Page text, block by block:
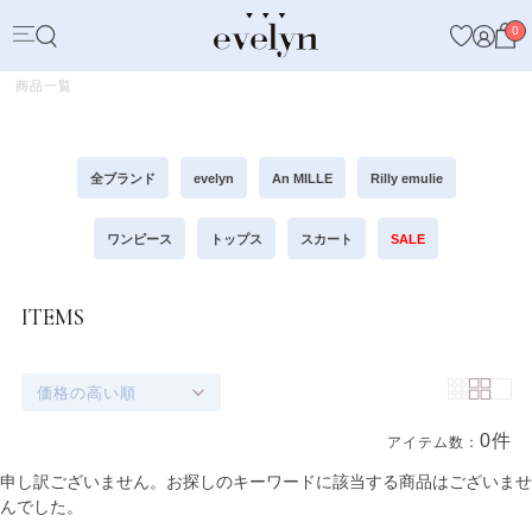
0
商品一覧
全ブランド evelyn An MILLE Rilly emulie
ワンピース トップス スカート SALE
ITEMS
価格の高い順
アイテム数：0件
商品一覧
申し訳ございません。お探しのキーワードに該当する商品はございませ
んでした。